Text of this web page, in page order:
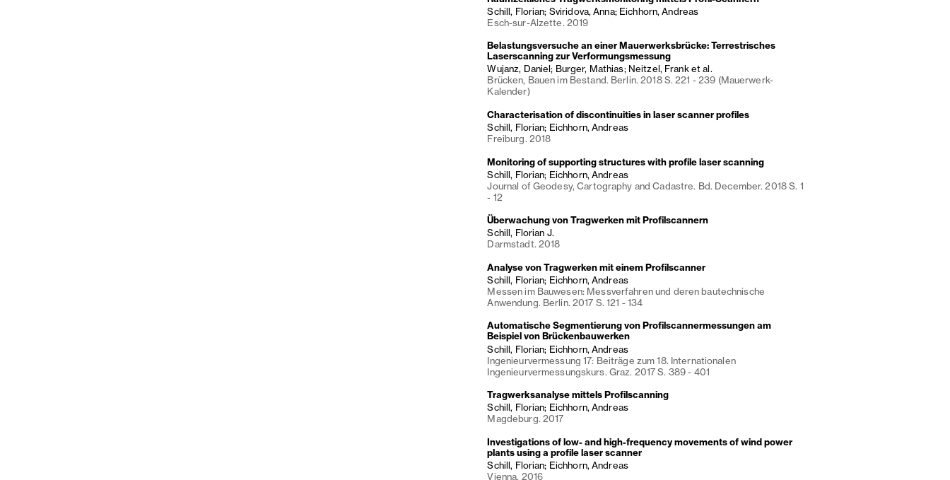
Schill, Florian; Sviridova, Anna; Eichhorn, Andreas
Esch-sur-Alzette. 2019
Belastungsversuche an einer Mauerwerksbrücke: Terrestrisches
Laserscanning zur Verformungsmessung
Wujanz, Daniel; Burger, Mathias; Neitzel, Frank et al.
Brücken, Bauen im Bestand. Berlin. 2018 S. 221 - 239 (Mauerwerk-
Kalender)
Characterisation of discontinuities in laser scanner profiles
Schill, Florian; Eichhorn, Andreas
Freiburg. 2018
Monitoring of supporting structures with profile laser scanning
Schill, Florian; Eichhorn, Andreas
Journal of Geodesy, Cartography and Cadastre. Bd. December. 2018 S. 1
- 12
Überwachung von Tragwerken mit Profilscannern
Schill, Florian J.
Darmstadt. 2018
Analyse von Tragwerken mit einem Profilscanner
Schill, Florian; Eichhorn, Andreas
Messen im Bauwesen: Messverfahren und deren bautechnische
Anwendung. Berlin. 2017 S. 121 - 134
Automatische Segmentierung von Profilscannermessungen am
Beispiel von Brückenbauwerken
Schill, Florian; Eichhorn, Andreas
Ingenieurvermessung 17: Beiträge zum 18. Internationalen
Ingenieurvermessungskurs. Graz. 2017 S. 389 - 401
Tragwerksanalyse mittels Profilscanning
Schill, Florian; Eichhorn, Andreas
Magdeburg. 2017
Investigations of low- and high-frequency movements of wind power
plants using a profile laser scanner
Schill, Florian; Eichhorn, Andreas
Vienna. 2016